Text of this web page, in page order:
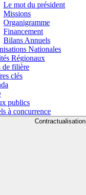
Le mot du président
Missions
Organigramme
Financement
Bilans Annuels
Nationales
Régionaux
de filière
clés
publics
à concurrence
Contractualisation